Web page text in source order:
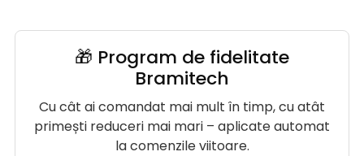
🎁 Program de fidelitate
Bramitech
Cu cât ai comandat mai mult în timp, cu atât
primești reduceri mai mari – aplicate automat
la comenzile viitoare.